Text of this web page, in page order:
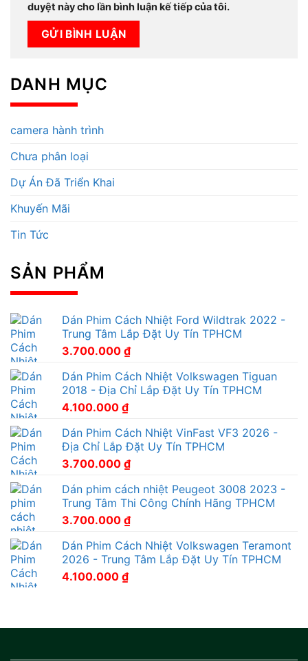
duyệt này cho lần bình luận kế tiếp của tôi.
DANH MỤC
camera hành trình
Chưa phân loại
Dự Án Đã Triển Khai
Khuyến Mãi
Tin Tức
SẢN PHẨM
Dán Phim Cách Nhiệt Ford Wildtrak 2022 -
Trung Tâm Lắp Đặt Uy Tín TPHCM
3.700.000 ₫
Dán Phim Cách Nhiệt Volkswagen Tiguan
2018 - Địa Chỉ Lắp Đặt Uy Tín TPHCM
4.100.000 ₫
Dán Phim Cách Nhiệt VinFast VF3 2026 -
Địa Chỉ Lắp Đặt Uy Tín TPHCM
3.700.000 ₫
Dán phim cách nhiệt Peugeot 3008 2023 -
Trung Tâm Thi Công Chính Hãng TPHCM
3.700.000 ₫
Dán Phim Cách Nhiệt Volkswagen Teramont
2026 - Trung Tâm Lắp Đặt Uy Tín TPHCM
4.100.000 ₫